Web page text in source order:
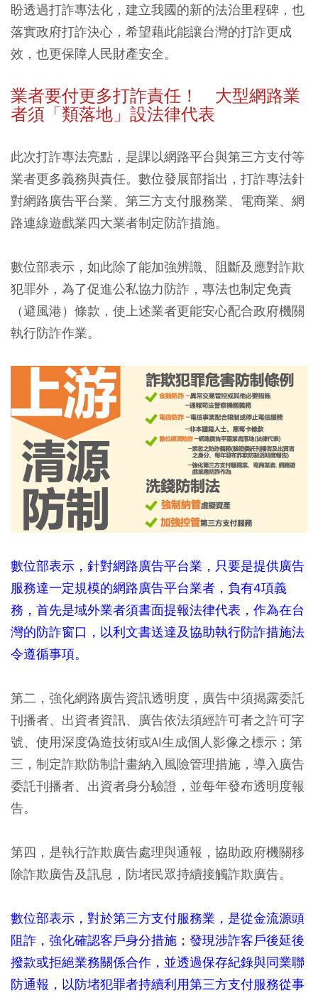
盼透過打詐專法化，建立我國的新的法治里程碑，也
落實政府打詐決心，希望藉此能讓台灣的打詐更成
效，也更保障人民財產安全。
業者要付更多打詐責任！ 大型網路業
者須「類落地」設法律代表
此次打詐專法亮點，是課以網路平台與第三方支付等
業者更多義務與責任。數位發展部指出，打詐專法針
對網路廣告平台業、第三方支付服務業、電商業、網
路連線遊戲業四大業者制定防詐措施。
數位部表示，如此除了能加強辨識、阻斷及應對詐欺
犯罪外，為了促進公私協力防詐，專法也制定免責
（避風港）條款，使上述業者更能安心配合政府機關
執行防詐作業。
數位部表示，針對網路廣告平台業，只要是提供廣告
服務達一定規模的網路廣告平台業者，負有4項義
務，首先是域外業者須書面提報法律代表，作為在台
灣的防詐窗口， 以利文書送達及協助執行防詐措施法
令遵循事項。
第二，強化網路廣告資訊透明度，廣告中須揭露委託
刊播者、出資者資訊、廣告依法須經許可者之許可字
號、使用深度偽造技術或AI生成個人影像之標示；第
三，制定詐欺防制計畫納入風險管理措施，導入廣告
委託刊播者、出資者身分驗證，並每年發布透明度報
告。
第四，是執行詐欺廣告處理與通報，協助政府機關移
除詐欺廣告及訊息，防堵民眾持續接觸詐欺廣告。
數位部表示，對於第三方支付服務業，是從金流源頭
阻詐，強化確認客戶身分措施；發現涉詐客戶後延後
撥款或拒絕業務關係合作，並透過保存紀錄與同業聯
防通報，以防堵犯罪者持續利用第三方支付服務從事